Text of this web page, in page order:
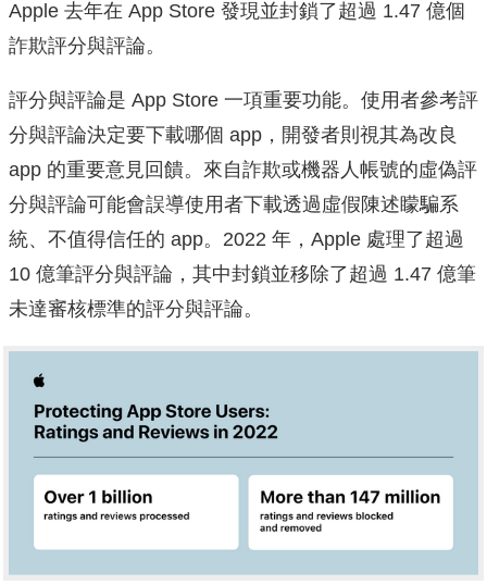
Apple 去年在 App Store 發現並封鎖了超過 1.47 億個
詐欺評分與評論。
評分與評論是 App Store 一項重要功能。使用者參考評
分與評論決定要下載哪個 app，開發者則視其為改良
app 的重要意見回饋。來自詐欺或機器人帳號的虛偽評
分與評論可能會誤導使用者下載透過虛假陳述矇騙系
統、不值得信任的 app。2022 年，Apple 處理了超過
10 億筆評分與評論，其中封鎖並移除了超過 1.47 億筆
未達審核標準的評分與評論。